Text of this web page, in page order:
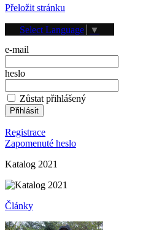
Přeložit stránku
Select Language ▼
Přihlášení
e-mail
heslo
Zůstat přihlášený
Registrace
Zapomenuté heslo
Katalog 2021
Články